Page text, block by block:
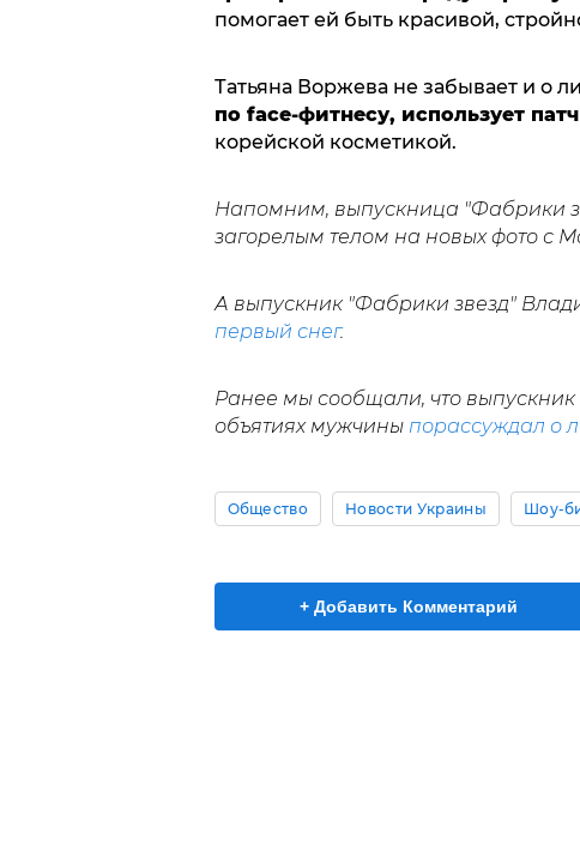
помогает ей быть красивой,
Татьяна Воржева не забывает и о
по face-фитнесу, использует
корейской косметикой.
Напомним, выпускница "Фабрики
загорелым телом на новых фотос
А выпускник "Фабрики звезд"
первый снег.
Ранее мы сообщали, что
объятиях мужчины порассуждал о
Общество Новости Украины Шоу-
+ Добавить Комментарий